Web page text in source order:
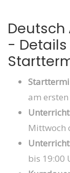
Deutsch
- Details
am
Mittwoch
bis 19:00